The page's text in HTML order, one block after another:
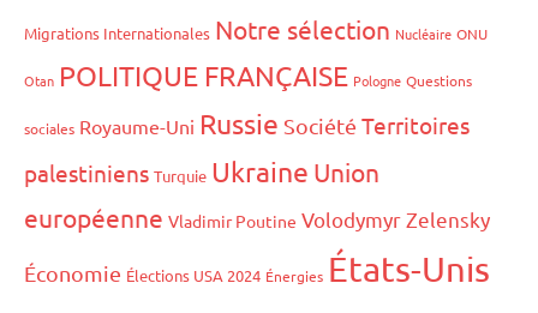
Migrations Internationales Notre sélection Nucléaire ONU
Otan POLITIQUE FRANÇAISE Pologne Questions
sociales Royaume-Uni Russie Société Territoires
palestiniens Turquie Ukraine Union
européenne Vladimir Poutine Volodymyr Zelensky
Économie Élections USA 2024 Énergies États-Unis